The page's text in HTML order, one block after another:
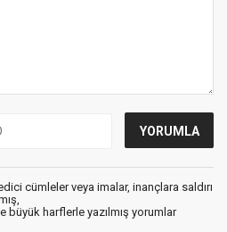
cümleler veya imalar, inançlara saldırı
büyük harflerle yazılmış yorumlar